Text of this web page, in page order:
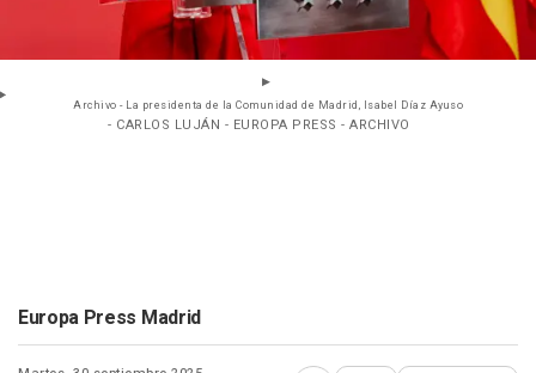
Archivo - La presidenta de la Comunidad de Madrid, Isabel Díaz Ayuso
- CARLOS LUJÁN - EUROPA PRESS - ARCHIVO
Europa Press Madrid